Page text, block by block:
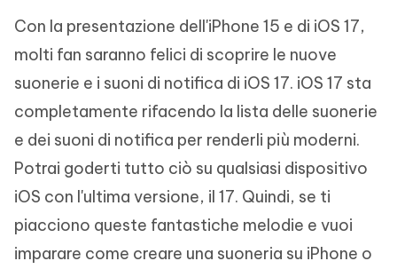
iAnyGo
Con la presentazione dell'iPhone 15 e di iOS 17,
molti fan saranno felici di scoprire le nuove
suonerie e i suoni di notifica di iOS 17. iOS 17 sta
completamente rifacendo la lista delle suonerie
e dei suoni di notifica per renderli più moderni.
Potrai goderti tutto ciò su qualsiasi dispositivo
iOS con l'ultima versione, il 17. Quindi, se ti
piacciono queste fantastiche melodie e vuoi
imparare come creare una suoneria su iPhone o